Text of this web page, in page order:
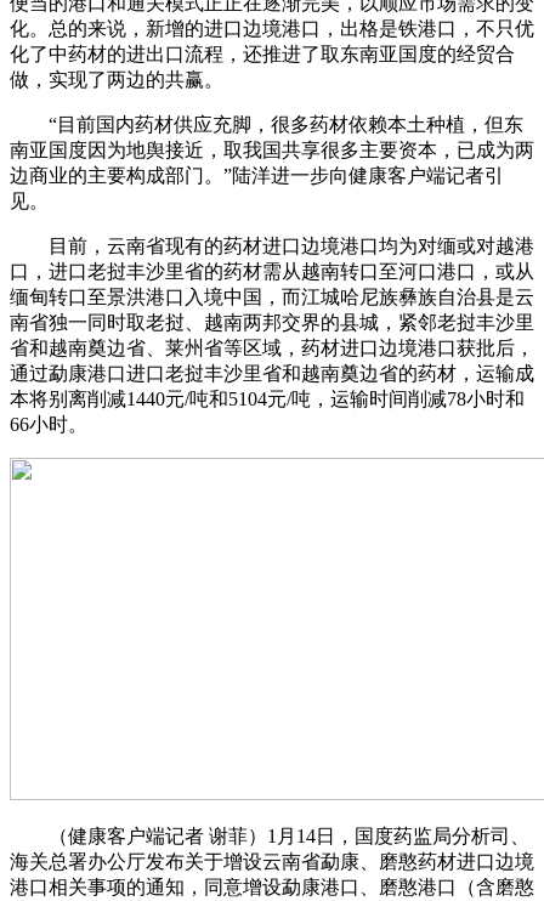
化。总的来说，新增的进口边境港口，出格是铁港口，不只优
化了中药材的进出口流程，还推进了取东南亚国度的经贸合
做，实现了两边的共赢。
“目前国内药材供应充脚，很多药材依赖本土种植，但东
南亚国度因为地舆接近，取我国共享很多主要资本，已成为两
边商业的主要构成部门。”陆洋进一步向健康客户端记者引
见。
目前，云南省现有的药材进口边境港口均为对缅或对越港
口，进口老挝丰沙里省的药材需从越南转口至河口港口，或从
缅甸转口至景洪港口入境中国，而江城哈尼族彝族自治县是云
南省独一同时取老挝、越南两邦交界的县城，紧邻老挝丰沙里
省和越南奠边省、莱州省等区域，药材进口边境港口获批后，
通过勐康港口进口老挝丰沙里省和越南奠边省的药材，运输成
本将别离削减1440元/吨和5104元/吨，运输时间削减78小时和
66小时。
（健康客户端记者 谢菲）1月14日，国度药监局分析司、
海关总署办公厅发布关于增设云南省勐康、磨憨药材进口边境
港口相关事项的通知，同意增设勐康港口、磨憨港口（含磨憨